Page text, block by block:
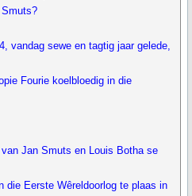
vandag sewe en tagtig jaar gelede,
Fourie koelbloedig in die
Jan Smuts en Louis Botha se
die Eerste Wêreldoorlog te plaas in